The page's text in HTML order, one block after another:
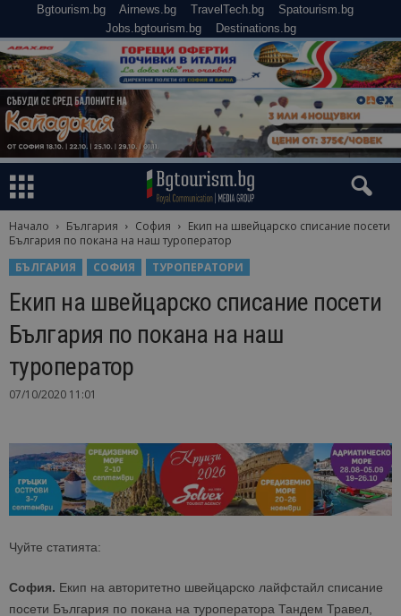
Bgtourism.bg Airnews.bg TravelTech.bg
Spatourism.bg
Jobs.bgtourism.bg
Destinations.bg
Начало България София
Екип на швейцарско списание посети
България по покана на наш туроператор
БЪЛГАРИЯ
СОФИЯ ТУРОПЕРАТОРИ
Екип на швейцарско списание посети
България по покана на наш
туроператор
07/10/2020 11:01
Чуйте статията:
София. Екип на авторитетно швейцарско лайфстайл списание
посети България по покана на туроператора Тандем Травел,